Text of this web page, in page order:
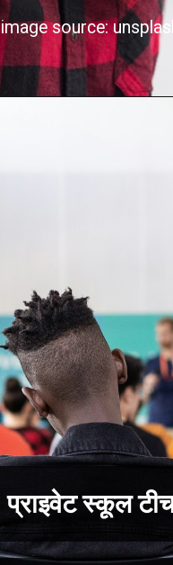
image source: unsplash
प्राइवेट स्कूल